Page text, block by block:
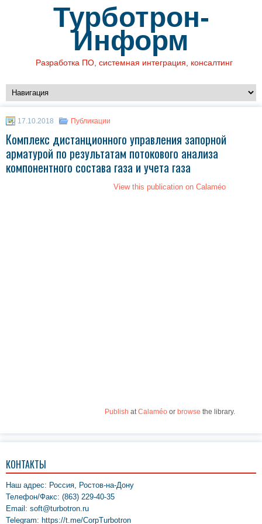
Турботрон-
Информ
Разработка ПО, системная интеграция, консалтинг
17.10.2018 Публикации
Комплекс дистанционного управления запорной
арматурой по результатам потокового анализа
компонентного состава газа и учета газа
View this publication on Calaméo
Publish at Calaméoor browse the library.
КОНТАКТЫ
Наш адрес: Россия, Ростов-на-Дону
Телефон/Факс: (863) 229-40-35
Email: soft@turbotron.ru
Telegram: https://t.me/CorpTurbotron